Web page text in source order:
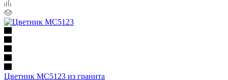
Цветник МС5123 из гранита